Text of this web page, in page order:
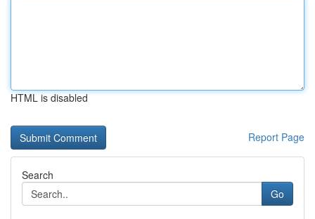
HTML is disabled
Report Page
Search
Go